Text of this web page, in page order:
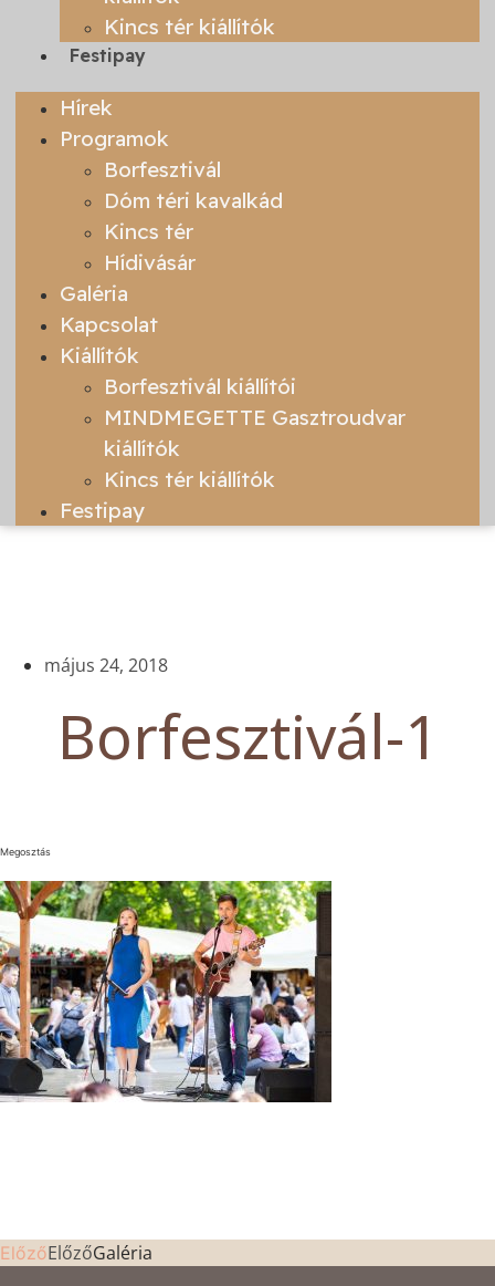
Kincs tér kiállítók
Festipay
Hírek
Programok
Borfesztivál
Dóm téri kavalkád
Kincs tér
Hídivásár
Galéria
Kapcsolat
Kiállítók
Borfesztivál kiállítói
MINDMEGETTE Gasztroudvar
kiállítók
Kincs tér kiállítók
Festipay
május 24, 2018
Borfesztivál-1
Megosztás
ElőzőElőzőGaléria